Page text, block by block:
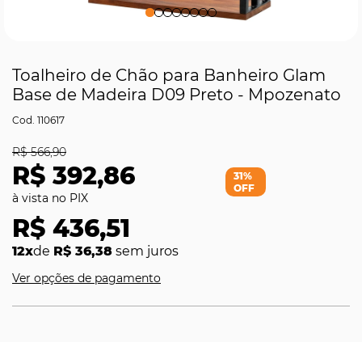
Toalheiro de Chão para Banheiro Glam
Base de Madeira D09 Preto - Mpozenato
110617
R$ 392,86
R$ 566,90
R$ 436,51
12xde R$ 36,38 sem juros
31%
OFF
Ver opções de pagamento